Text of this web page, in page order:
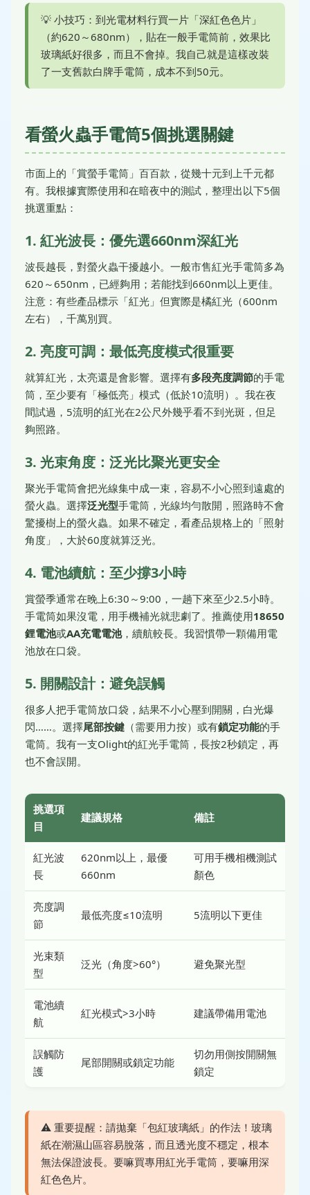
💡 小技巧：到光電材料行買一片「深紅色色片」
（約620～680nm），貼在一般手電筒前，效果比
玻璃紙好很多，而且不會掉。我自己就是這樣改裝
了一支舊款白牌手電筒，成本不到50元。
看螢火蟲手電筒5個挑選關鍵
市面上的「賞螢手電筒」百百款，從幾十元到上千元都
有。我根據實際使用和在暗夜中的測試，整理出以下5個
挑選重點：
1. 紅光波長：優先選660nm深紅光
波長越長，對螢火蟲干擾越小。一般市售紅光手電筒多為
620～650nm，已經夠用；若能找到660nm以上更佳。
注意：有些產品標示「紅光」但實際是橘紅光（600nm
左右），千萬別買。
2. 亮度可調：最低亮度模式很重要
就算紅光，太亮還是會影響。選擇有多段亮度調節的手電
筒，至少要有「極低亮」模式（低於10流明）。我在夜
間試過，5流明的紅光在2公尺外幾乎看不到光斑，但足
夠照路。
3. 光束角度：泛光比聚光更安全
聚光手電筒會把光線集中成一束，容易不小心照到遠處的
螢火蟲。選擇泛光型手電筒，光線均勻散開，照路時不會
驚擾樹上的螢火蟲。如果不確定，看產品規格上的「照射
角度」，大於60度就算泛光。
4. 電池續航：至少撐3小時
賞螢季通常在晚上6:30～9:00，一趟下來至少2.5小時。
手電筒如果沒電，用手機補光就悲劇了。推薦使用18650
鋰電池或AA充電電池，續航較長。我習慣帶一顆備用電
池放在口袋。
5. 開關設計：避免誤觸
很多人把手電筒放口袋，結果不小心壓到開關，白光爆
閃……。選擇尾部按鍵 （需要用力按）或有鎖定功能的手
電筒。我有一支Olight的紅光手電筒，長按2秒鎖定，再
也不會誤開。
挑選項
目
建議規格 備註
紅光波
長
620nm以上，最優
660nm
可用手機相機測試
顏色
亮度調
節
最低亮度≤10流明 5流明以下更佳
光束類
型
泛光（角度>60°） 避免聚光型
電池續
航
紅光模式>3小時 建議帶備用電池
誤觸防
護
尾部開關或鎖定功能
切勿用側按開關無
鎖定
⚠️ 重要提醒：請拋棄「包紅玻璃紙」的作法！玻璃
紙在潮濕山區容易脫落，而且透光度不穩定，根本
無法保證波長。要嘛買專用紅光手電筒，要嘛用深
紅色色片。